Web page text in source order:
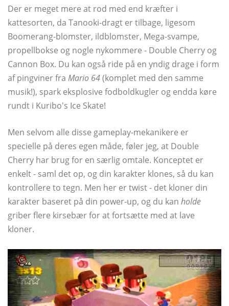
Der er meget mere at rod med end kræfter i
kattesorten, da Tanooki-dragt er tilbage, ligesom
Boomerang-blomster, ildblomster, Mega-svampe,
propellbokse og nogle nykommere - Double Cherry og
Cannon Box. Du kan også ride på en yndig drage i form
af pingviner fra Mario 64(komplet med den samme
musik!), spark eksplosive fodboldkugler og endda køre
rundt i Kuribo's Ice Skate!
Men selvom alle disse gameplay-mekanikere er
specielle på deres egen måde, føler jeg, at Double
Cherry har brug for en særlig omtale. Konceptet er
enkelt - saml det op, og din karakter klones, så du kan
kontrollere to tegn. Men her er twist - det kloner din
karakter baseret på din power-up, og du kan holde
griber flere kirsebær for at fortsætte med at lave
kloner.